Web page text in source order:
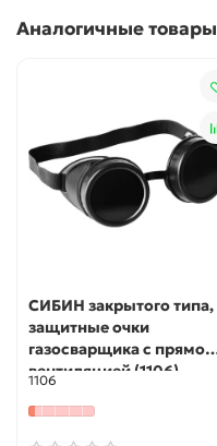
Аналогичные товары
СИБИН закрытого типа,
защитные очки
газосварщика с прямой
вентиляцией (1106)
1106